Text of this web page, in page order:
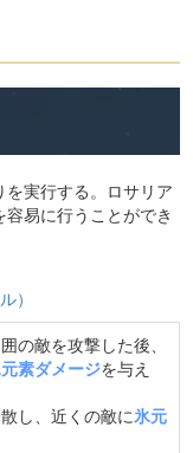
実行する。ロサリア
易に行うことができ
）
の敵を攻撃した後、
素ダメージを与え
し、近くの敵に氷元